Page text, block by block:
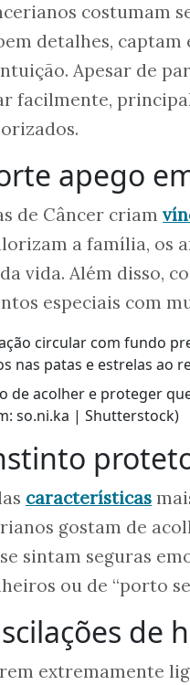
costumam
detalhes,
Apesar de
facilmente,
apego
de Câncer criam
a família, os
vida. Além disso,
especiais com
de acolher e proteger
so.ni.ka | Shutterstock)
características
gostam de
sintam seguras
ou de “porto
de
extremamente